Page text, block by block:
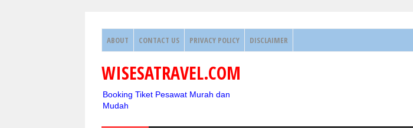
ABOUT CONTACT US PRIVACY POLICY DISCLAIMER
WISESATRAVEL.COM
Booking Tiket Pesawat Murah dan
Mudah